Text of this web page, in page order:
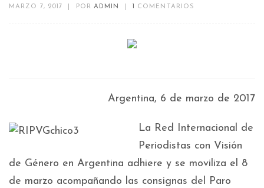
MARZO 7, 2017 PORADMIN COMENTARIOS
Argentina, 6 de marzo de 2017
La Red Internacional de
Periodistas con Visión
de Género en Argentina adhiere y se moviliza el 8
de marzo acompañando las consignas del Paro